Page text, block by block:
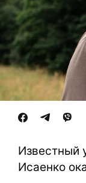
Известный
Исаенко